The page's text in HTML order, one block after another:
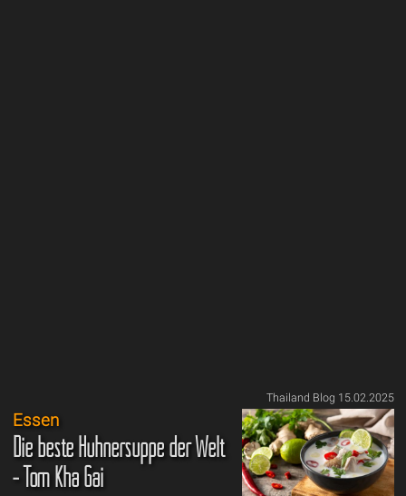
Thailand Blog 15.02.2025
Essen
Die beste Hühnersuppe der Welt
- Tom Kha Gai